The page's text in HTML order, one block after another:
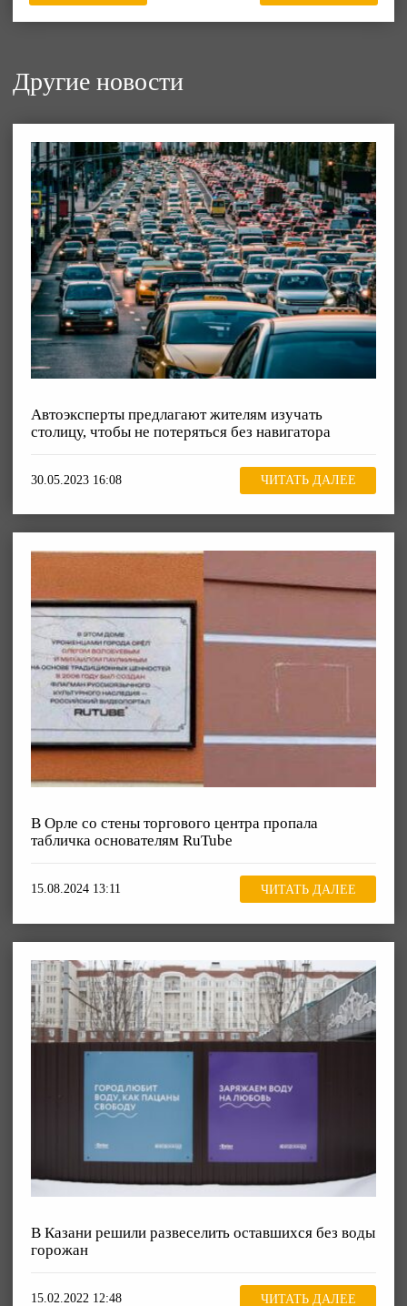
Другие новости
Автоэксперты предлагают жителям изучать
столицу, чтобы не потеряться без навигатора
30.05.2023 16:08 ЧИТАТЬ ДАЛЕЕ
В Орле со стены торгового центра пропала
табличка основателям RuTube
15.08.2024 13:11 ЧИТАТЬ ДАЛЕЕ
В Казани решили развеселить оставшихся без воды
горожан
15.02.2022 12:48 ЧИТАТЬ ДАЛЕЕ